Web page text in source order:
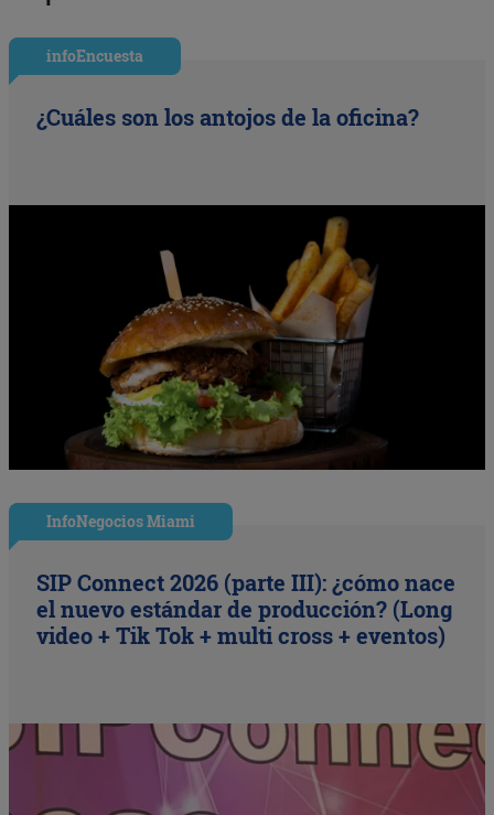
infoEncuesta
¿Cuáles son los antojos de la oficina?
InfoNegocios Miami
SIP Connect 2026 (parte III): ¿cómo nace
el nuevo estándar de producción? (Long
video + Tik Tok + multi cross + eventos)